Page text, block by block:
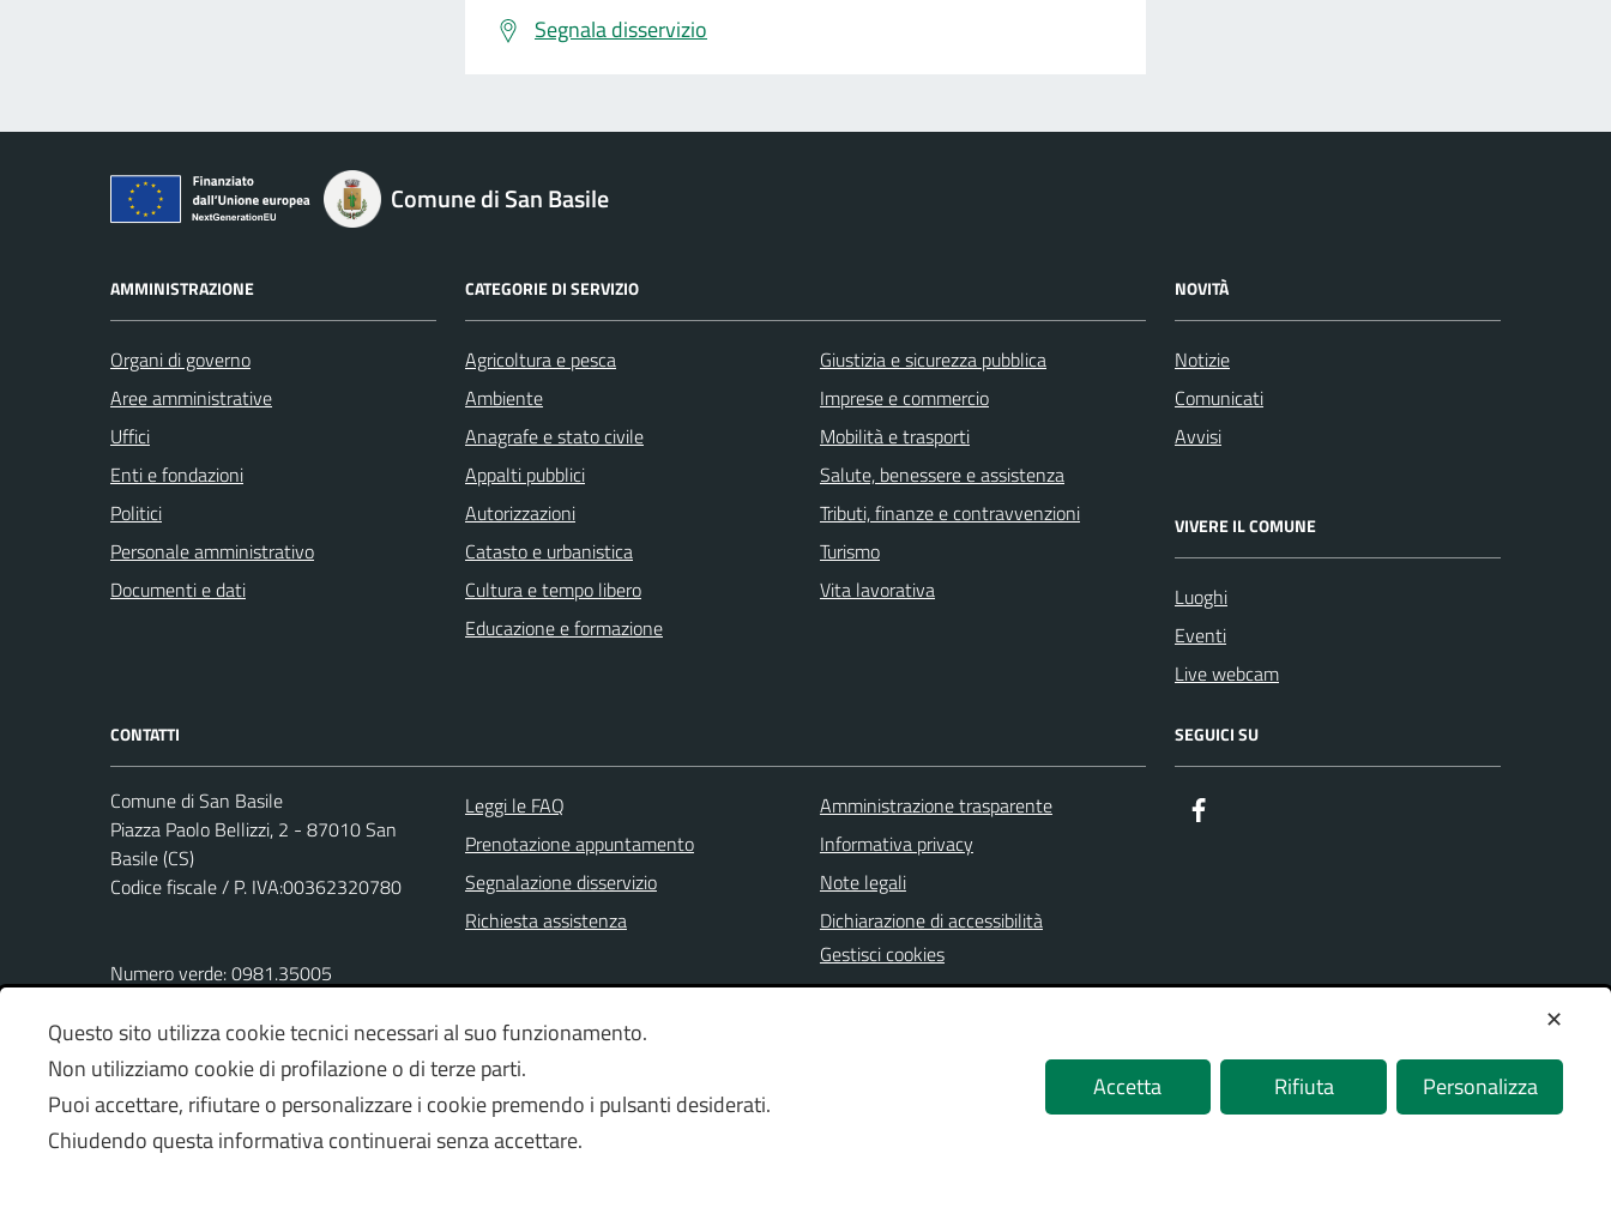
Segnala disservizio
Comune di San Basile
AMMINISTRAZIONE
Organi di governo
Aree amministrative
Uffici
Enti e fondazioni
Politici
Personale amministrativo
Documenti e dati
CATEGORIE DI SERVIZIO
Agricoltura e pesca
Ambiente
Anagrafe e stato civile
Appalti pubblici
Autorizzazioni
Catasto e urbanistica
Cultura e tempo libero
Educazione e formazione
Giustizia e sicurezza pubblica
Imprese e commercio
Mobilità e trasporti
Salute, benessere e assistenza
Tributi, finanze e contravvenzioni
Turismo
Vita lavorativa
NOVITÀ
Notizie
Comunicati
Avvisi
VIVERE IL COMUNE
Luoghi
Eventi
Live webcam
CONTATTI
Comune di San Basile
Piazza Paolo Bellizzi, 2 - 87010 San
Basile (CS)
Codice fiscale / P. IVA:00362320780
Numero verde: 0981.35005
Leggi le FAQ
Prenotazione appuntamento
Segnalazione disservizio
Richiesta assistenza
Amministrazione trasparente
Informativa privacy
Note legali
Dichiarazione di accessibilità
Gestisci cookies
SEGUICI SU
Mappa del sito
✕
Questo sito utilizza cookie tecnici necessari al suo funzionamento.
Non utilizziamo cookie di profilazione o di terze parti.
Puoi accettare, rifiutare o personalizzare i cookie premendo i pulsanti desiderati.
Chiudendo questa informativa continuerai senza accettare.
Accetta Rifiuta Personalizza